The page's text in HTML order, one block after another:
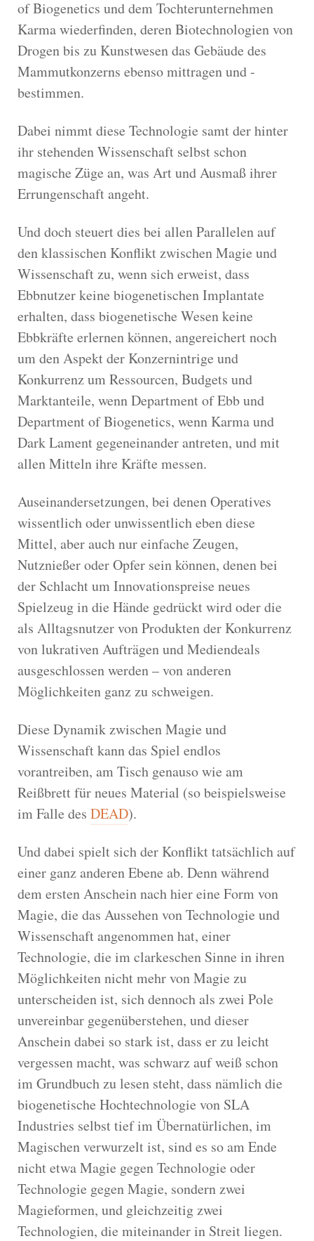
of Biogenetics und dem Tochterunternehmen
Karma wiederfinden, deren Biotechnologien von
Drogen bis zu Kunstwesen das Gebäude des
Mammutkonzerns ebenso mittragen und -
bestimmen.
Dabei nimmt diese Technologie samt der hinter
ihr stehenden Wissenschaft selbst schon
magische Züge an, was Art und Ausmaß ihrer
Errungenschaft angeht.
Und doch steuert dies bei allen Parallelen auf
den klassischen Konflikt zwischen Magie und
Wissenschaft zu, wenn sich erweist, dass
Ebbnutzer keine biogenetischen Implantate
erhalten, dass biogenetische Wesen keine
Ebbkräfte erlernen können, angereichert noch
um den Aspekt der Konzernintrige und
Konkurrenz um Ressourcen, Budgets und
Marktanteile, wenn Department of Ebb und
Department of Biogenetics, wenn Karma und
Dark Lament gegeneinander antreten, und mit
allen Mitteln ihre Kräfte messen.
Auseinandersetzungen, bei denen Operatives
wissentlich oder unwissentlich eben diese
Mittel, aber auch nur einfache Zeugen,
Nutznießer oder Opfer sein können, denen bei
der Schlacht um Innovationspreise neues
Spielzeug in die Hände gedrückt wird oder die
als Alltagsnutzer von Produkten der Konkurrenz
von lukrativen Aufträgen und Mediendeals
ausgeschlossen werden – von anderen
Möglichkeiten ganz zu schweigen.
Diese Dynamik zwischen Magie und
Wissenschaft kann das Spiel endlos
vorantreiben, am Tisch genauso wie am
Reißbrett für neues Material (so beispielsweise
im Falle des DEAD).
Und dabei spielt sich der Konflikt tatsächlich auf
einer ganz anderen Ebene ab. Denn während
dem ersten Anschein nach hier eine Form von
Magie, die das Aussehen von Technologie und
Wissenschaft angenommen hat, einer
Technologie, die im clarkeschen Sinne in ihren
Möglichkeiten nicht mehr von Magie zu
unterscheiden ist, sich dennoch als zwei Pole
unvereinbar gegenüberstehen, und dieser
Anschein dabei so stark ist, dass er zu leicht
vergessen macht, was schwarz auf weiß schon
im Grundbuch zu lesen steht, dass nämlich die
biogenetische Hochtechnologie von SLA
Industries selbst tief im Übernatürlichen, im
Magischen verwurzelt ist, sind es so am Ende
nicht etwa Magie gegen Technologie oder
Technologie gegen Magie, sondern zwei
Magieformen, und gleichzeitig zwei
Technologien, die miteinander in Streit liegen.